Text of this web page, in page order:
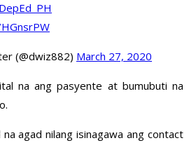
(@dwiz882) March 27, 2020
na ang pasyente at bumubuti na
agad nilang isinagawa ang contact